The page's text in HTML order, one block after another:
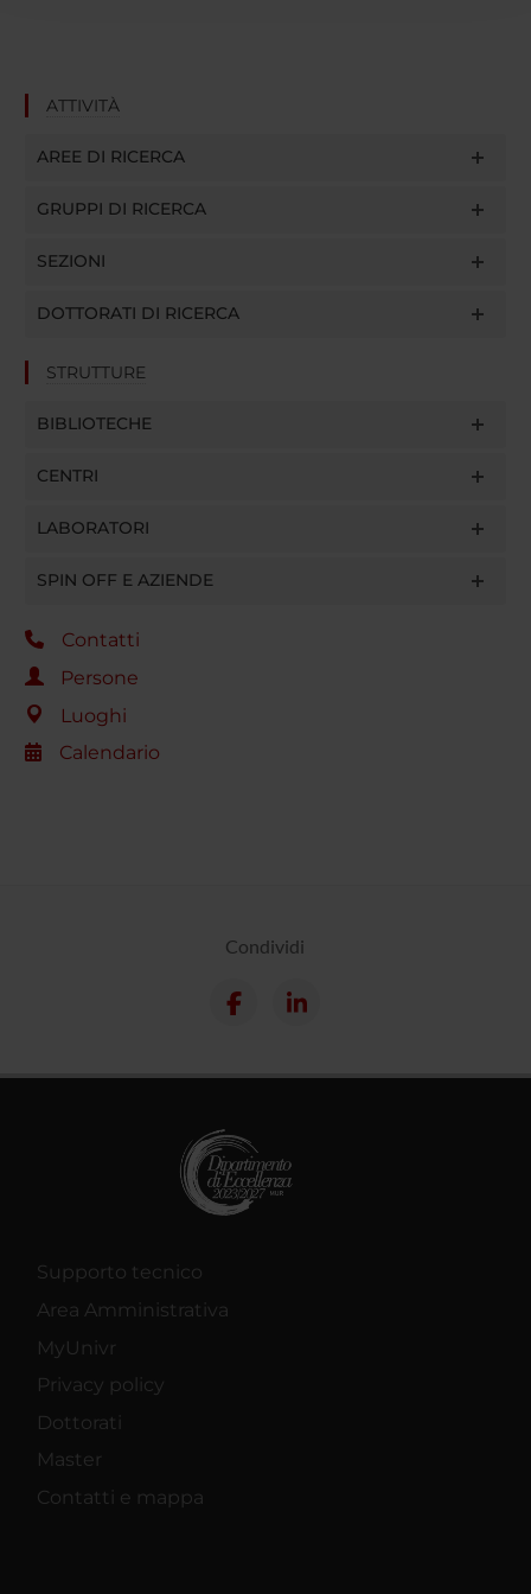
ATTIVITÀ
AREE DI RICERCA
GRUPPI DI RICERCA
SEZIONI
DOTTORATI DI RICERCA
STRUTTURE
BIBLIOTECHE
CENTRI
LABORATORI
SPIN OFF E AZIENDE
Contatti
Persone
Luoghi
Calendario
Condividi
Supporto tecnico
Area Amministrativa
MyUnivr
Privacy policy
Dottorati
Master
Contatti e mappa